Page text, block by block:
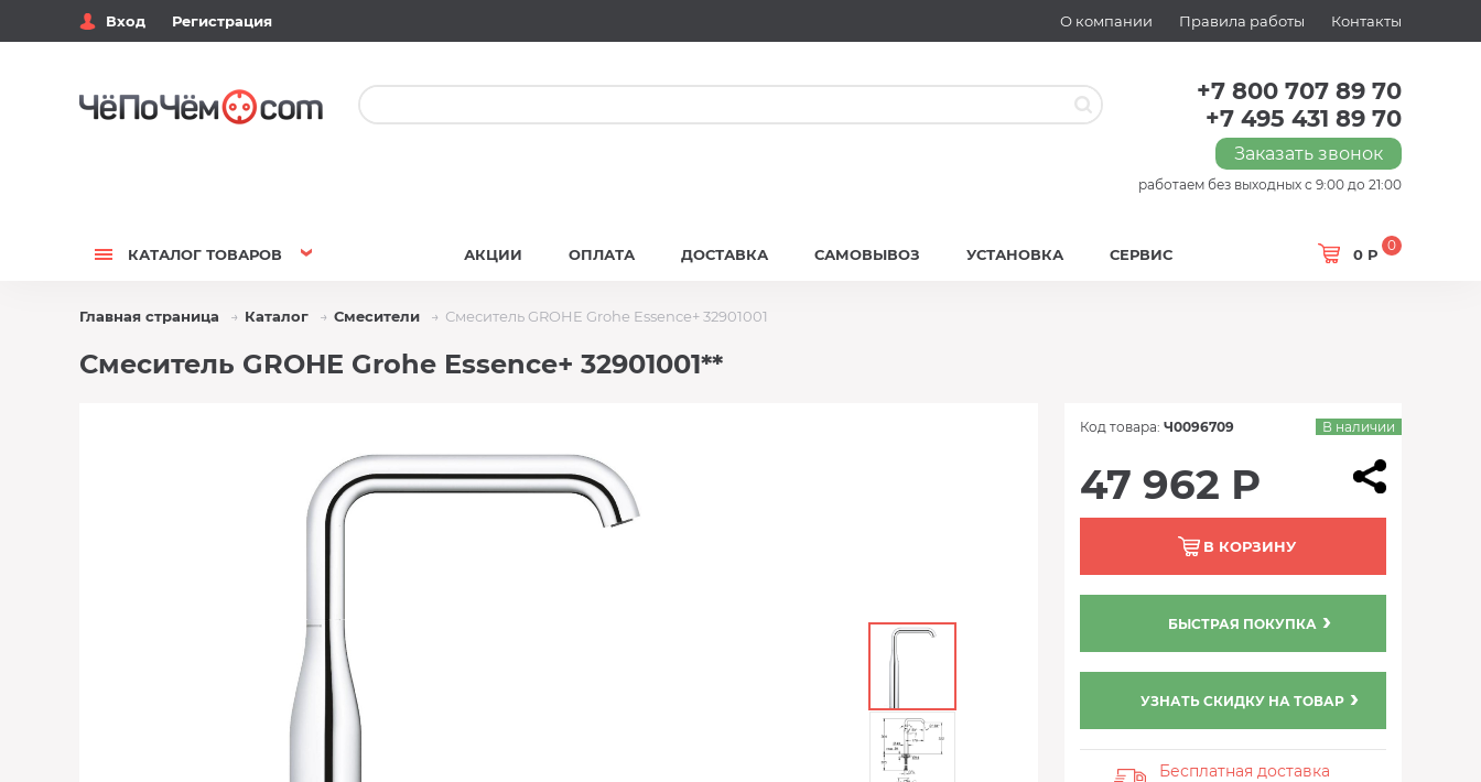
Вход Регистрация О компании Правила работы Контакты
+7 800 707 89 70
+7 495 431 89 70
Заказать звонок
работаем без выходных с 9:00 до 21:00
КАТАЛОГ ТОВАРОВ 0 Р
0
АКЦИИ ОПЛАТА ДОСТАВКА САМОВЫВОЗ УСТАНОВКА СЕРВИС
Главная страница Каталог Смесители Смеситель GROHE Grohe Essence+ 32901001
Смеситель GROHE Grohe Essence+ 32901001**
Код товара: Ч0096709 В наличии
47 962 Р
В КОРЗИНУ
БЫСТРАЯ ПОКУПКА
УЗНАТЬ СКИДКУ НА ТОВАР
Бесплатная доставка